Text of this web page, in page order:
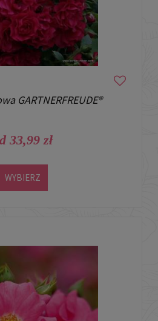
GARTNERFREUDE®
33,99 zł
WYBIERZ